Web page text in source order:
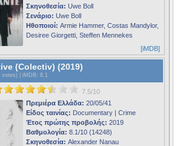
Σκηνοθεσία: Uwe Boll
Σενάριο: Uwe Boll
Ηθοποιοί: Armie Hammer, Costas Mandylor,
Desiree Giorgetti, Steffen Mennekes
[iMDB]
(Colectiv) (2019)
votes) | iMDB: 8.1
7.5/10
Πρεμιέρα Ελλάδα: 20/05/41
Είδος ταινίας: Documentary | Crime
Έτος πρώτης προβολής: 2019
Βαθμολογία: 8.1/10 (14248)
Σκηνοθεσία: Alexander Nanau